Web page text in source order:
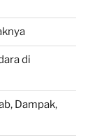
di
Dampak,